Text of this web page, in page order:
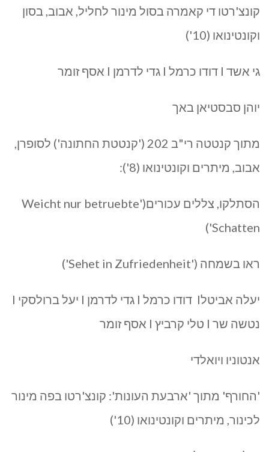
קונצ'רטו די קאמרה בסול מינור לחליל, אבוב, בסון
וקונטינואו (10')
גי אשד I דודו כרמל I גדי לדרמן I אסף זומר
יוהן סבסטיאן באך
מתוך קנטטה רי"ב 202 ('קנטטת החתונה') לסופרן,
אבוב, מיתרים וקונטינואו (8'):
הסתלקו, צללים עכורים('Weicht nur betruebte
Schatten')
ראו בשמחה ('Sehet in Zufriedenheit')
יעלה אביטלI דודו כרמל I גדי לדרמן I יעל ברולסקי I
נטשה שר I טלי קרביץ I אסף זומר
אנטוניו ויואלדי
'החורף' מתוך 'ארבעת העונות': קונצ'רטו בפה מינור
לכינור, מיתרים וקונטינואו (10')